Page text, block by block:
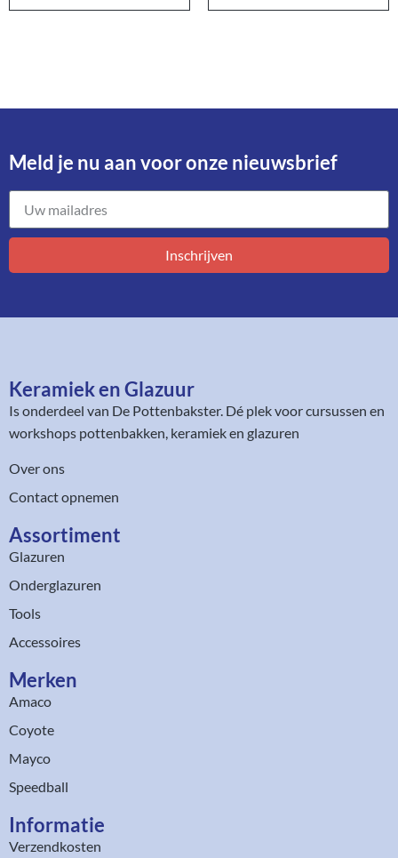
Meld je nu aan voor onze nieuwsbrief​
Inschrijven
Keramiek en Glazuur​
Is onderdeel van De Pottenbakster. Dé plek voor cursussen en
workshops pottenbakken, keramiek en glazuren
Over ons
Contact opnemen
Assortiment​
Glazuren
Onderglazuren
Tools
Accessoires
Merken
Amaco
Coyote
Mayco
Speedball
Informatie
Verzendkosten